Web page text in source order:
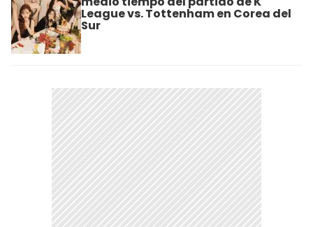
League vs. Tottenham en Corea del
Sur